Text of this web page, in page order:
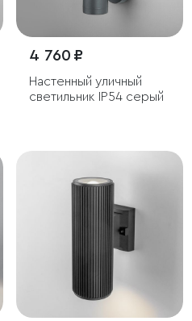
4 760 ₽
Настенный уличный
светильник IP54 серый